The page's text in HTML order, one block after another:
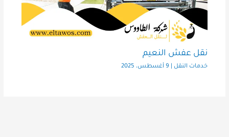
نقل عفش النعيم
خدمات النقل 9 أغسطس، 2025